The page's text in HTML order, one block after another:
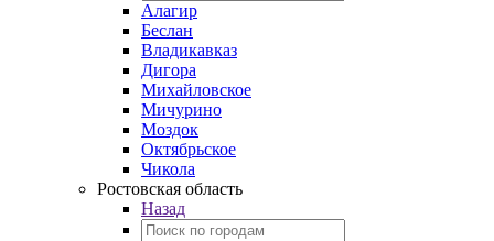
Алагир
Беслан
Владикавказ
Дигора
Михайловское
Мичурино
Моздок
Октябрьское
Чикола
Ростовская область
Назад